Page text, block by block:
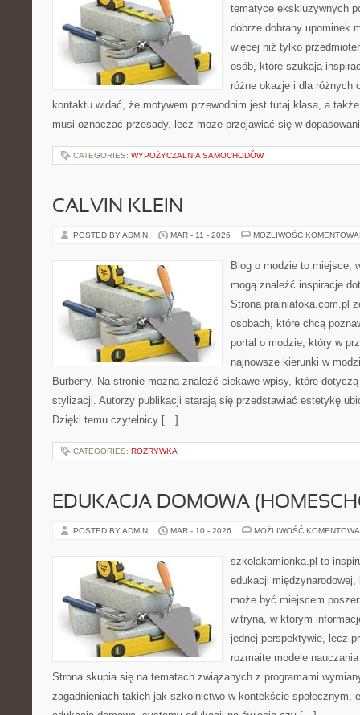
tematyce ekskluzywnych
dobrze dobrany upominek
więcej niż tylko
osób, które szukają
różne okazje i dla różnych
kontaktu widać, że motywem przewodnim jest tutaj klasa, a
musi oznaczać przesady, lecz może przejawiać się w
CATEGORIES: WYPOŻYCZALNIA SAMOCHODÓW
CALVIN KLEIN
POSTED BY ADMIN MAR - 11 - 2026 MOŻLIWOŚĆ
Blog o modzie to miejsce,
mogą znaleźć inspiracje
Strona pralniafoka.com.pl
osobach, które chcą
portal o modzie, który w
najnowsze kierunki w
Burberry. Na stronie można znaleźć ciekawe wpisy, które
stylizacji. Autorzy publikacji starają się przedstawiać estetykę
Dzięki temu czytelnicy […]
CATEGORIES: ROZRYWKA
EDUKACJA DOMOWA
POSTED BY ADMIN MAR - 10 - 2026 MOŻLIWOŚĆ
szkolakamionka.pl to
edukacji
może być miejscem
witryna, w którym
jednej perspektywie, lecz
rozmaite modele
Strona skupia się na tematach związanych z programami
zagadnieniach takich jak szkolnictwo w kontekście społecznym,